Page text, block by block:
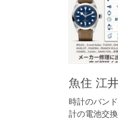
魚住 江
時計のバン
計の電池交